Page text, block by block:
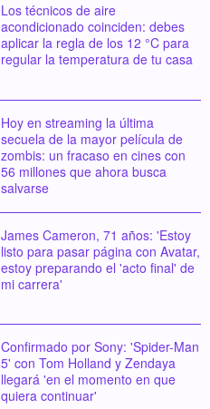
Los técnicos de aire
acondicionado coinciden: debes
aplicar la regla de los 12 °C para
regular la temperatura de tu casa
Hoy en streaming la última
secuela de la mayor película de
zombis: un fracaso en cines con
56 millones que ahora busca
salvarse
James Cameron, 71 años: 'Estoy
listo para pasar página con Avatar,
estoy preparando el 'acto final' de
mi carrera'
Confirmado por Sony: 'Spider-Man
5' con Tom Holland y Zendaya
llegará 'en el momento en que
quiera continuar'